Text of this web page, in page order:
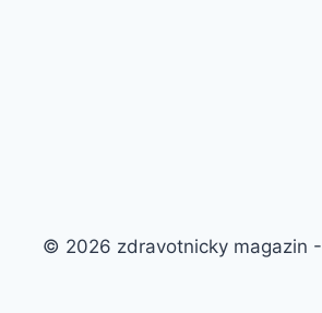
© 2026 zdravotnicky magazin -